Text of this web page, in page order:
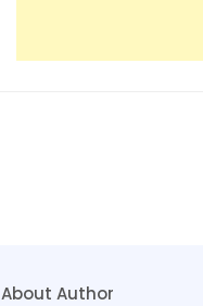
About Author